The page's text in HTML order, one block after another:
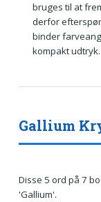
bruges til at
derfor
binder
kompakt udtryk.
Gallium
Disse 5 ord på 7
'Gallium'.